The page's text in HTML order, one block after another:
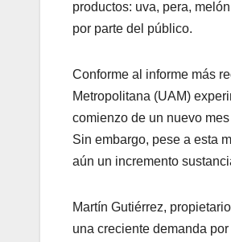
productos: uva, pera,
por parte del público.
Conforme al informe más
Metropolitana (UAM)
comienzo de un nuevo
Sin embargo, pese a esta
aún un incremento
Martín Gutiérrez,
una creciente demanda